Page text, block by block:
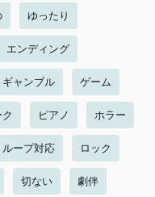
ゆったり
エンディング
ギャンブル ゲーム
ピアノ ホラー
ループ対応 ロック
切ない 劇伴